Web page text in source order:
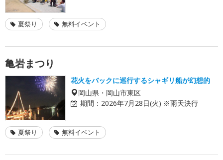
夏祭り 無料イベント
亀岩まつり
花火をバックに巡行するシャギリ船が幻想的
岡山県・岡山市東区
期間： 2026年7月28日(火) ※雨天決行
夏祭り 無料イベント